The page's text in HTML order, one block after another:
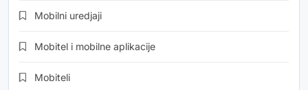
Mobilni uredjaji
Mobitel i mobilne aplikacije
Mobiteli